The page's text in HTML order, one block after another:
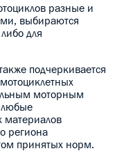
разные и
выбираются
для
подчеркивается
моторным
любые
материалов
региона
принятых норм.